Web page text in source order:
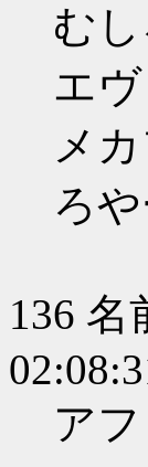
む
エ
メ
ろ
136 名
ア